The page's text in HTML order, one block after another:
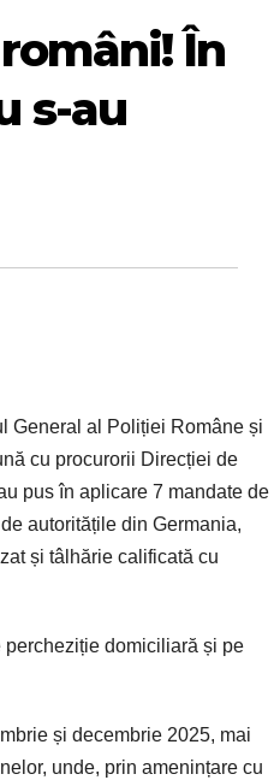
În
s-au
General al Poliției Române și
cu procurorii Direcției de
pus în aplicare 7 mandate de
autoritățile din Germania,
și tâlhărie calificată cu
domiciliară și pe
și decembrie 2025, mai
unde, prin amenințare cu